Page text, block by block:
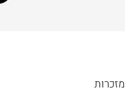
מזכרות